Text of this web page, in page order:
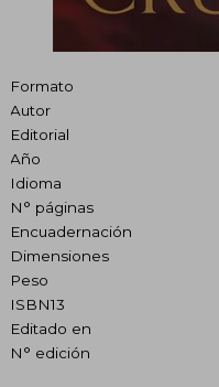
Formato
Autor
Editorial
Año
Idioma
N° páginas
Encuadernación
Dimensiones
Peso
ISBN13
Editado en
N° edición